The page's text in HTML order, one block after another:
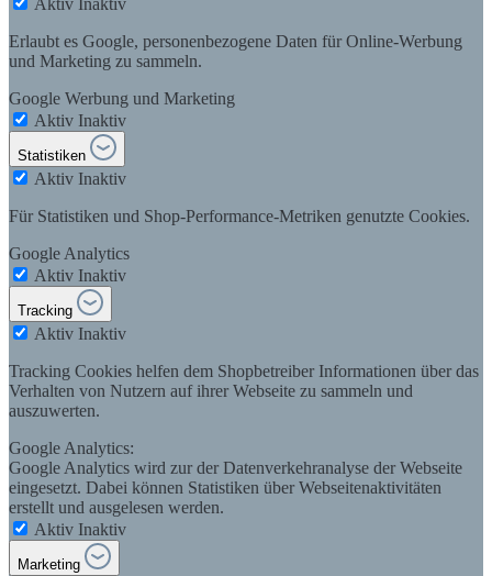
Aktiv Inaktiv
Erlaubt es Google, personenbezogene Daten für Online-Werbung
und Marketing zu sammeln.
Google Werbung und Marketing
Aktiv Inaktiv
Statistiken
Aktiv Inaktiv
Für Statistiken und Shop-Performance-Metriken genutzte Cookies.
Google Analytics
Aktiv Inaktiv
Tracking
Aktiv Inaktiv
Tracking Cookies helfen dem Shopbetreiber Informationen über das
Verhalten von Nutzern auf ihrer Webseite zu sammeln und
auszuwerten.
Google Analytics:
Google Analytics wird zur der Datenverkehranalyse der Webseite
eingesetzt. Dabei können Statistiken über Webseitenaktivitäten
erstellt und ausgelesen werden.
Aktiv Inaktiv
Marketing